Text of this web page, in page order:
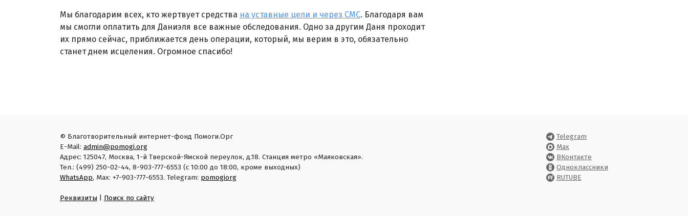
Мы благодарим всех, кто жертвует средства на уставные цели и через СМС. Благодаря вам
мы смогли оплатить для Даниэля все важные обследования. Одно за другим Даня проходит
их прямо сейчас, приближается день операции, который, мы верим в это, обязательно
станет днем исцеления. Огромное спасибо!
© Благотворительный интернет-фонд Помоги.Орг
E-Mail: admin@pomogi.org
Адрес: 125047, Москва, 1-й Тверской-Ямской переулок, д.18. Станция метро «Маяковская».
Тел.: (499) 250-02-44, 8-903-777-6553 (с 10:00 до 18:00, кроме выходных)
WhatsApp, Max: +7-903-777-6553. Telegram: pomogiorg
Реквизиты Поиск по сайту
Telegram
Max
ВКонтакте
Одноклассники
RUTUBE